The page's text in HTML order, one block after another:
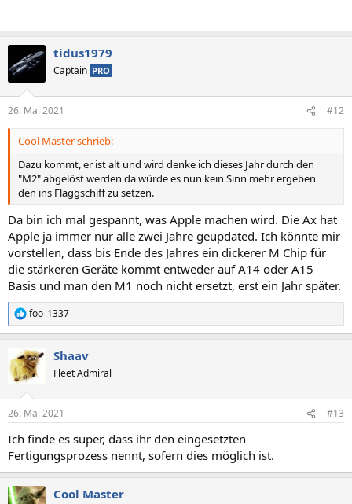
tidus1979
Captain PRO
26. Mai 2021 #12
Cool Master schrieb:
Dazu kommt, er ist alt und wird denke ich dieses Jahr durch den
"M2" abgelöst werden da würde es nun kein Sinn mehr ergeben
den ins Flaggschiff zu setzen.
Da bin ich mal gespannt, was Apple machen wird. Die Ax hat
Apple ja immer nur alle zwei Jahre geupdated. Ich könnte mir
vorstellen, dass bis Ende des Jahres ein dickerer M Chip für
die stärkeren Geräte kommt entweder auf A14 oder A15
Basis und man den M1 noch nicht ersetzt, erst ein Jahr später.
R
e
k
t
i
e
:
foo_1337
Shaav
Fleet Admiral
26. Mai 2021 #13
Ich finde es super, dass ihr den eingesetzten
Fertigungsprozess nennt, sofern dies möglich ist.
Cool Master